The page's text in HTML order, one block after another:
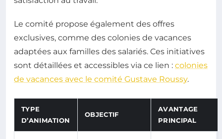
Le comité propose également des offres
exclusives, comme des colonies de vacances
adaptées aux familles des salariés. Ces initiatives
sont détaillées et accessibles via ce lien : colonies
de vacances avec le comité Gustave Roussy.
TYPE
D’ANIMATION
OBJECTIF
AVANTAGE
PRINCIPAL